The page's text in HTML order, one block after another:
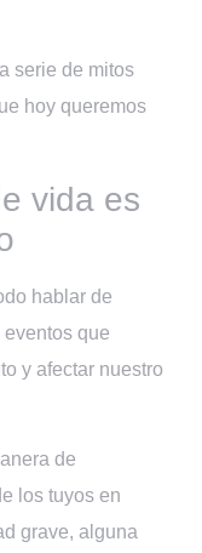
serie de mitos
hoy queremos
vida es
hablar de
que
y afectar nuestro
de
los tuyos en
grave, alguna